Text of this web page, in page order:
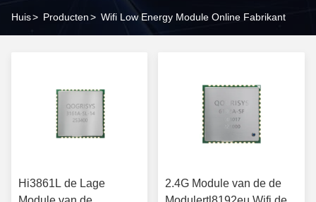
Huis> Producten> Wifi Low Energy Module Online Fabrikant
Hi3861L de Lage
2.4G Module van de de